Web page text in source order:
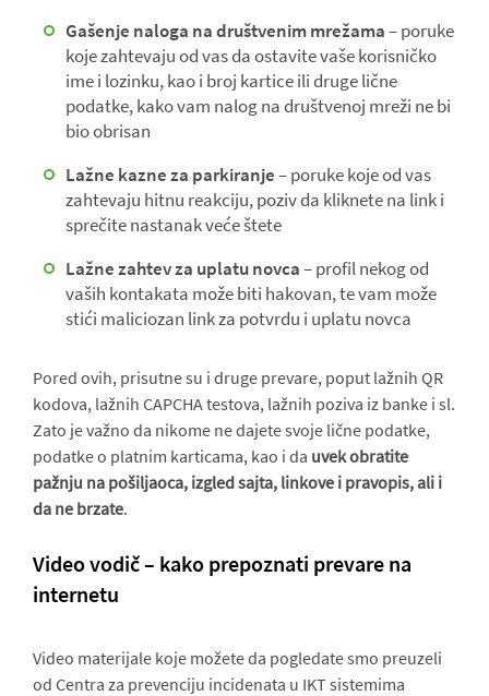
Gašenje naloga na društvenim mrežama– poruke
koje zahtevaju od vas da ostavite vaše korisničko
ime i lozinku, kao i broj kartice ili druge lične
podatke, kako vam nalog na društvenoj mreži ne bi
bio obrisan
Lažne kazne za parkiranje– poruke koje od vas
zahtevaju hitnu reakciju, poziv da kliknete na link i
sprečite nastanak veće štete
Lažne zahtev za uplatu novca– profil nekog od
vaših kontakata može biti hakovan, te vam može
stići maliciozan link za potvrdu i uplatu novca
Pored ovih, prisutne su i druge prevare, poput lažnih QR
kodova, lažnih CAPCHA testova, lažnih poziva iz banke i sl.
Zato je važno da nikome ne dajete svoje lične podatke,
podatke o platnim karticama, kao i da uvek obratite
pažnju na pošiljaoca, izgled sajta, linkove i pravopis, ali i
da ne brzate.
Video vodič – kako prepoznati prevare na
internetu
Video materijale koje možete da pogledate smo preuzeli
od Centra za prevenciju incidenata u IKT sistemima